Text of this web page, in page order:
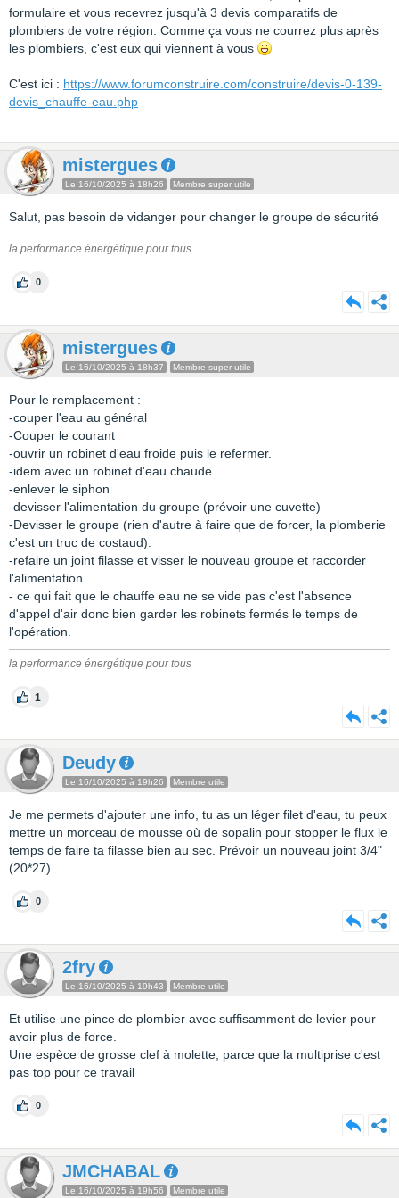
formulaire et vous recevrez jusqu'à 3 devis comparatifs de
plombiers de votre région. Comme ça vous ne courrez plus après
les plombiers, c'est eux qui viennent à vous
C'est ici : https://www.forumconstruire.com/construire/devis-0-139-
devis_chauffe-eau.php
mistergues
Le 16/10/2025 à 18h26 Membre super utile
Salut, pas besoin de vidanger pour changer le groupe de sécurité
la performance énergétique pour tous
0
mistergues
Le 16/10/2025 à 18h37 Membre super utile
Pour le remplacement :
-couper l'eau au général
-Couper le courant
-ouvrir un robinet d'eau froide puis le refermer.
-idem avec un robinet d'eau chaude.
-enlever le siphon
-devisser l'alimentation du groupe (prévoir une cuvette)
-Devisser le groupe (rien d'autre à faire que de forcer, la plomberie
c'est un truc de costaud).
-refaire un joint filasse et visser le nouveau groupe et raccorder
l'alimentation.
- ce qui fait que le chauffe eau ne se vide pas c'est l'absence
d'appel d'air donc bien garder les robinets fermés le temps de
l'opération.
la performance énergétique pour tous
1
Deudy
Le 16/10/2025 à 19h26 Membre utile
Je me permets d'ajouter une info, tu as un léger filet d'eau, tu peux
mettre un morceau de mousse où de sopalin pour stopper le flux le
temps de faire ta filasse bien au sec. Prévoir un nouveau joint 3/4"
(20*27)
0
2fry
Le 16/10/2025 à 19h43 Membre utile
Et utilise une pince de plombier avec suffisamment de levier pour
avoir plus de force.
Une espèce de grosse clef à molette, parce que la multiprise c'est
pas top pour ce travail
0
JMCHABAL
Le 16/10/2025 à 19h56 Membre utile